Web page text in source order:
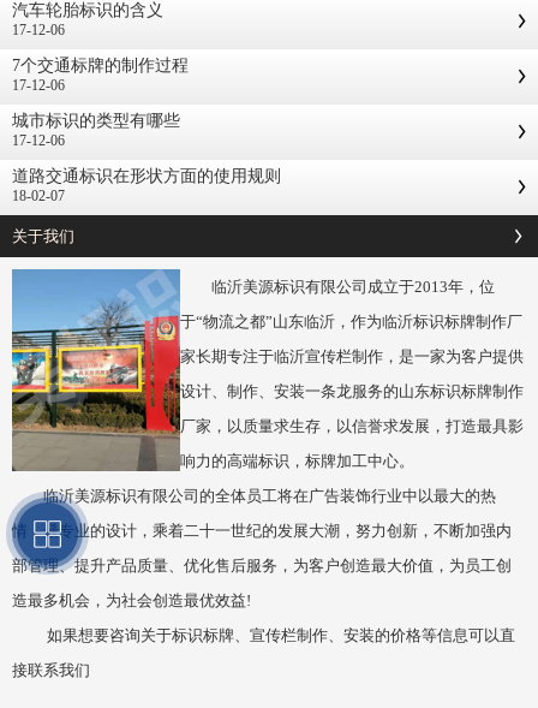
汽车轮胎标识的含义
17-12-06
7个交通标牌的制作过程
17-12-06
城市标识的类型有哪些
17-12-06
道路交通标识在形状方面的使用规则
18-02-07
关于我们
临沂美源标识有限公司成立于2013年，位
于“物流之都”山东临沂，作为临沂标识标牌制作厂
家长期专注于临沂宣传栏制作，是一家为客户提供
设计、制作、安装一条龙服务的山东标识标牌制作
厂家，以质量求生存，以信誉求发展，打造最具影
响力的高端标识，标牌加工中心。
临沂美源标识有限公司的全体员工将在广告装饰行业中以最大的热
情，最专业的设计，乘着二十一世纪的发展大潮，努力创新，不断加强内
部管理、提升产品质量、优化售后服务，为客户创造最大价值，为员工创
造最多机会，为社会创造最优效益!
如果想要咨询关于标识标牌、宣传栏制作、安装的价格等信息可以直
接联系我们